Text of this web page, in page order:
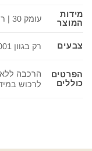
מידות
המוצר
עומק 30 | רוחב 100 | גובה 215 ס"מ
צבעים רק בגוון 9001 RAL
הפרטים
כוללים
הרכבה ללא
לרכוש